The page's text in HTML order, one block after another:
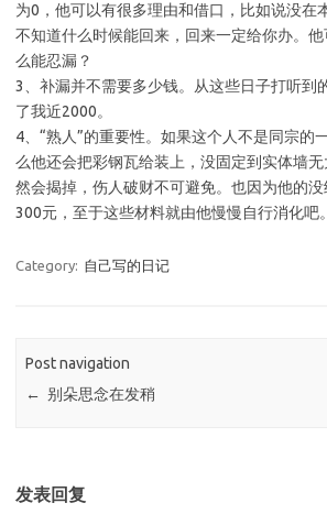
为0，他可以有很多理由和借口，比如说没在
不知道什么时候能回来，回来一定给你办。
么能忍漏？
3、补漏并不需要多少钱。从这些日子打听到
了我近2000。
4、“熟人”的重要性。如果这个人不是同宗的
么他还会把彩钢瓦给装上，没固定到实体墙
然会揭掉，伤人破财不可避免。也因为他的
300元，至于这些材料就由他慢慢自行消化吧。
Category: 自己写的日记
Post navigation
← 别朵思念在发稍
发表回复